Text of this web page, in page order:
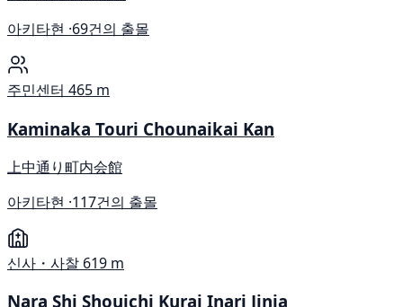
아키타현 ·69건의 출몰
주민센터 465 m
Kaminaka Touri Chounaikai Kan
上中通り町内会館
아키타현 ·117건의 출몰
신사・사찰 619 m
Nara Shi Shouichi Kurai Inari Jinja